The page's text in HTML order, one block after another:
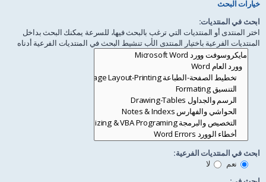
خيارات البحث
ابحث في المنتديات:
اختر المنتدى أو المنتديات التي ترغب بالبحث فيها، للسرعة يمكنك البحث بداخل
المنتديات الفرعية باختيار المنتدى الأب تنشيط البحث في المنتديات الفرعية أدناه
ابحث في المنتديات الفرعية:
نعم
لا